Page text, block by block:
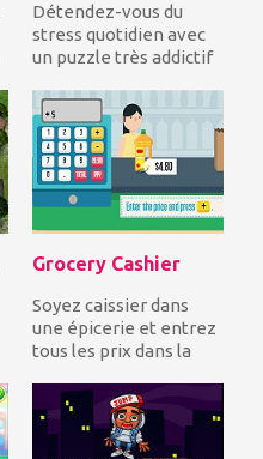
Détendez-vous du
stress quotidien avec
un puzzle très addictif
simples. Vous devez...
Grocery Cashier
Soyez caissier dans
une épicerie et entrez
tous les prix dans la
ajoutez-les,...